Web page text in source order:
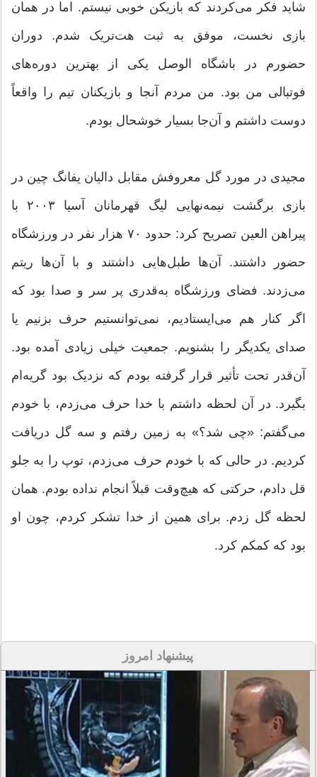
شاید فکر می‌کردند که بازیکن خوبی نیستم. اما در همان
بازی نخست، موفق به ثبت هت‌تریک شدم. دوران
حضورم در باشگاه الوصل یکی از بهترین دوره‌های
فوتبالی من بود. من مردم آنجا و بازیکنان تیم را واقعاً
دوست داشتم و آن‌جا بسیار خوشحال بودم.
مجیدی در مورد گل معروفش مقابل دالیان یفانگ چین در
بازی برگشت نیمه‌نهایی لیگ قهرمانان آسیا ۲۰۰۳ با
پیراهن العین تصریح کرد: حدود ۷۰ هزار نفر در ورزشگاه
حضور داشتند. آن‌ها طبل‌هایی داشتند و با آن‌ها ریتم
می‌زدند. فضای ورزشگاه به‌قدری پر سر و صدا بود که
اگر کنار هم می‌ایستادیم، نمی‌توانستیم حرف بزنیم یا
صدای یکدیگر را بشنویم. جمعیت خیلی زیادی آمده بود.
آن‌قدر تحت تأثیر قرار گرفته بودم که نزدیک بود گریه‌ام
بگیرد. در آن لحظه داشتم با خدا حرف می‌زدم، با خودم
می‌گفتم: «چی شد؟» به زمین رفتم و سه گل دریافت
کردیم. در حالی که با خودم حرف می‌زدم، توپ را به جلو
قل دادم، حرکتی که هیچ‌وقت قبلاً انجام نداده بودم. همان
لحظه گل زدم. برای همین از خدا تشکر کردم، چون او
بود که کمکم کرد.
پیشنهاد امروز